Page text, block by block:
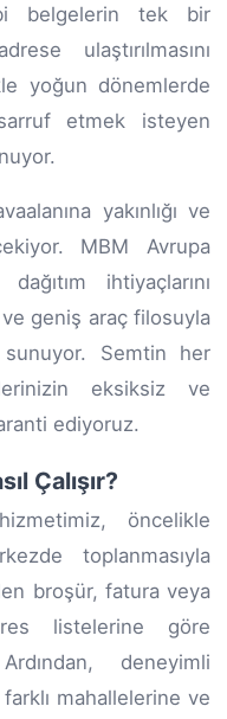
belgelerin tek bir
ulaştırılmasını
yoğun dönemlerde
etmek isteyen
yakınlığı ve
MBM Avrupa
ihtiyaçlarını
geniş araç filosuyla
Semtin her
eksiksiz ve
ediyoruz.
Çalışır?
öncelikle
toplanmasıyla
broşür, fatura veya
listelerine göre
Ardından, deneyimli
mahallelerine ve